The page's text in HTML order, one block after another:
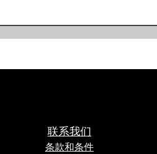
联系我们
条款和条件